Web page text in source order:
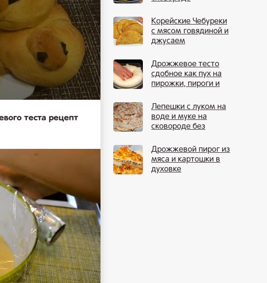
теста рецепт
Корейские Чебуреки
с мясом говядиной и
джусаем
Дрожжевое тесто
сдобное как пух на
пирожки, пироги и
Лепешки с луком на
воде и муке на
сковороде без
Дрожжевой пирог из
мяса и картошки в
духовке